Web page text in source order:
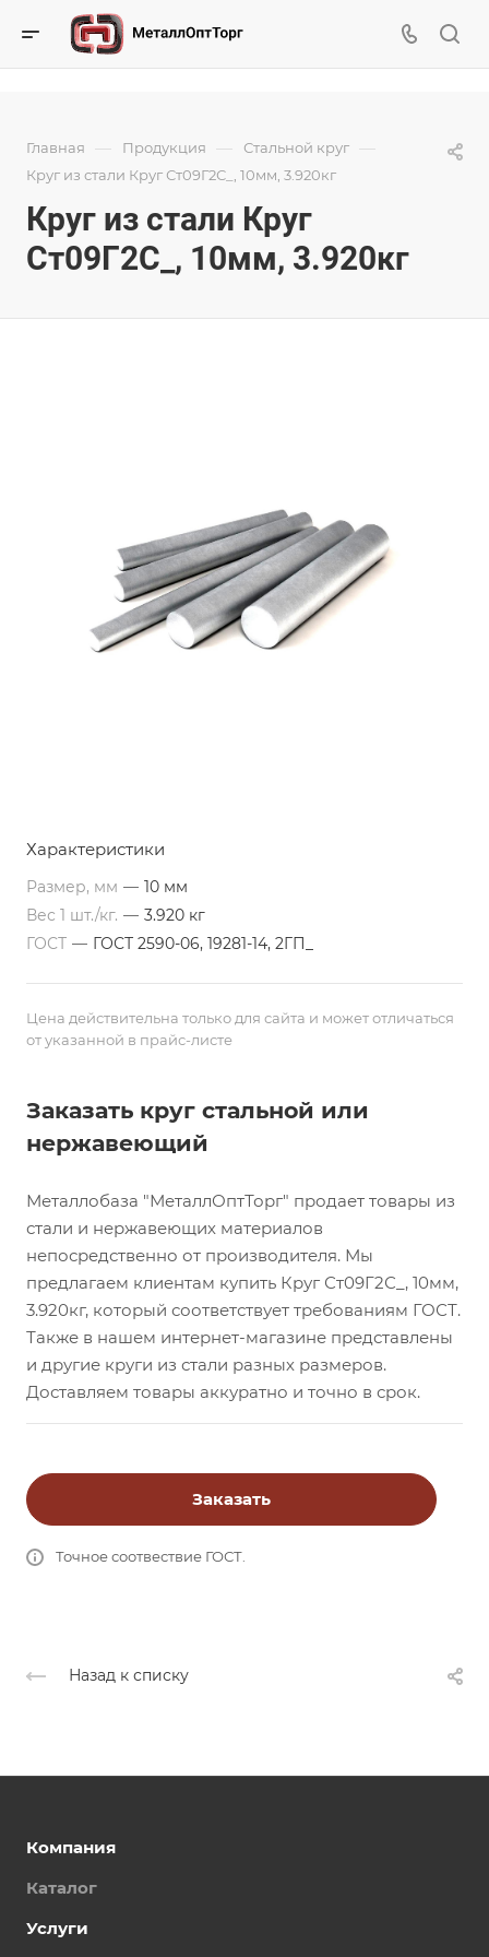
Главная — Продукция — Стальной круг —
Круг из стали Круг Ст09Г2С_, 10мм, 3.920кг
Круг из стали Круг
Ст09Г2С_, 10мм, 3.920кг
Характеристики
Размер, мм — 10 мм
Вес 1 шт./кг. — 3.920 кг
ГОСТ — ГОСТ 2590-06, 19281-14, 2ГП_
Цена действительна только для сайта и может отличаться
от указанной в прайс-листе
Заказать круг стальной или
нержавеющий
Металлобаза "МеталлОптТорг" продает товары из
стали и нержавеющих материалов
непосредственно от производителя. Мы
предлагаем клиентам купить Круг Ст09Г2С_, 10мм,
3.920кг, который соответствует требованиям ГОСТ.
Также в нашем интернет-магазине представлены
и другие круги из стали разных размеров.
Доставляем товары аккуратно и точно в срок.
Заказать
Точное соотвествие ГОСТ.
Назад к списку
Компания
Каталог
Услуги